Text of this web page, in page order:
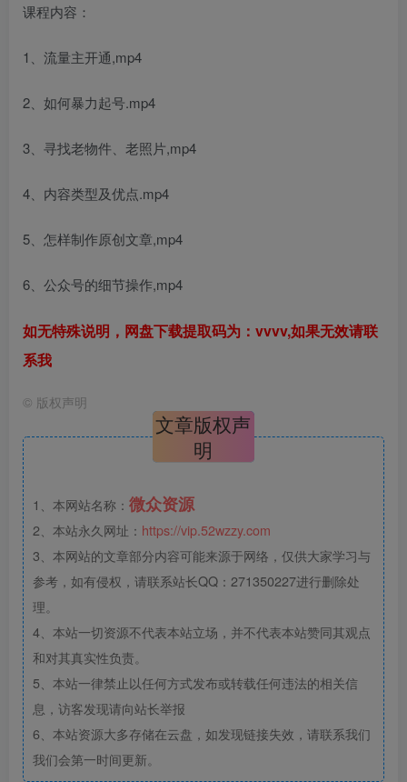
课程内容：
1、流量主开通,mp4
2、如何暴力起号.mp4
3、寻找老物件、老照片,mp4
4、内容类型及优点.mp4
5、怎样制作原创文章,mp4
6、公众号的细节操作,mp4
如无特殊说明，网盘下载提取码为：vvvv,如果无效请联
系我
© 版权声明
文章版权声
明
1、本网站名称： 微众资源
2、本站永久网址： https://vip.52wzzy.com
3、本网站的文章部分内容可能来源于网络，仅供大家学习与
参考，如有侵权，请联系站长QQ：271350227进行删除处
理。
4、本站一切资源不代表本站立场，并不代表本站赞同其观点
和对其真实性负责。
5、本站一律禁止以任何方式发布或转载任何违法的相关信
息，访客发现请向站长举报
6、本站资源大多存储在云盘，如发现链接失效，请联系我们
我们会第一时间更新。